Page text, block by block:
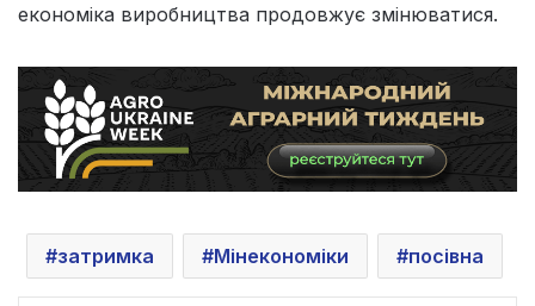
економіка виробництва продовжує змінюватися.
затримка Мінекономіки посівна